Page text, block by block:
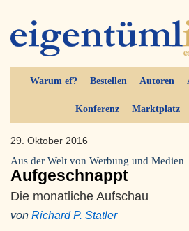
Warum ef? Bestellen Autoren
Konferenz Marktplatz
29. Oktober 2016
Aus der Welt von Werbung und Medien
Aufgeschnappt
Die monatliche Aufschau
von Richard P. Statler